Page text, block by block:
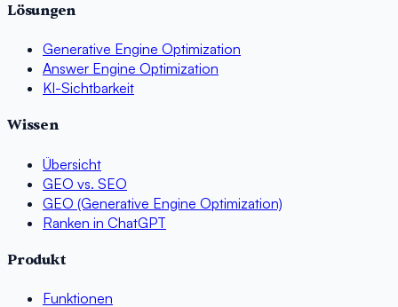
Lösungen
Generative Engine Optimization
Answer Engine Optimization
KI-Sichtbarkeit
Wissen
Übersicht
GEO vs. SEO
GEO (Generative Engine Optimization)
Ranken in ChatGPT
Produkt
Funktionen